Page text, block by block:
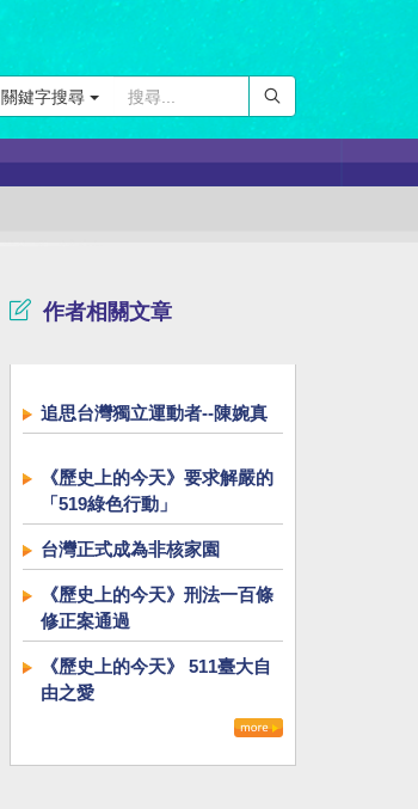
關鍵字搜尋
作者相關文章
追思台灣獨立運動者--陳婉真
《歷史上的今天》要求解嚴的
「519綠色行動」
台灣正式成為非核家園
《歷史上的今天》刑法一百條
修正案通過
《歷史上的今天》 511臺大自
由之愛